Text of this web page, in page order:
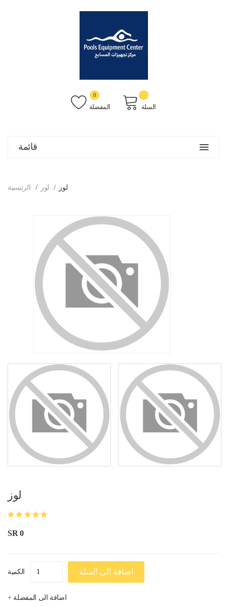
المفضلة
0
السلة
قائمة
الرئيسية لوز لوز
لوز
SR 0
الكمية اضافة الى السلة
+ اضافة الى المفضلة